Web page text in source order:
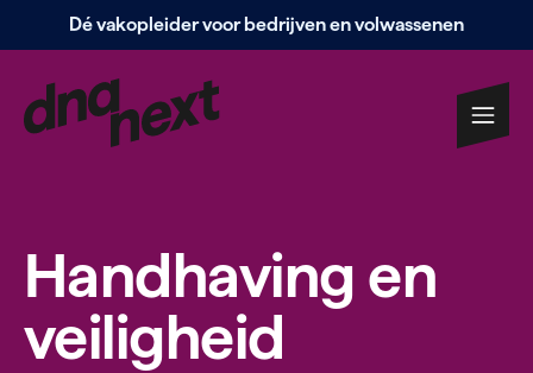
Navigatie
Dé vakopleider voor bedrijven en volwassenen
Hand­having en
vei­ligheid